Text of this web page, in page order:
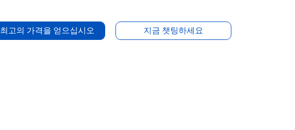
최고의 가격을 얻으십시오 지금 챗팅하세요